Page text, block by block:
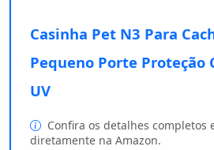
Casinha Pet N3 Para
Pequeno Porte Proteção
UV
Confira os detalhes completos
diretamente na Amazon.